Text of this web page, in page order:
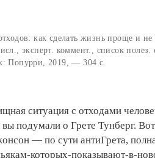
как сделать жизнь проще и
эксперт. коммент., список полез.
Попурри, 2019, — 304 с.
ситуация с отходами
вы подумали о Грете Тунберг.
— по сути антиГрета,
которых-показывают-в-